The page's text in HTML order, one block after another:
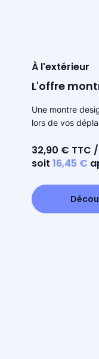
À l'extérieur
L'offre
Une montre
lors de vos
32,90 € TTC
soit 16,45 €